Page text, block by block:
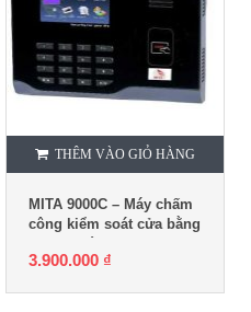
THÊM VÀO GIỎ HÀNG
MITA 9000C – Máy chấm
công kiểm soát cửa bằng
3.900.000 ₫